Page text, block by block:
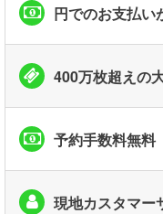
円でのお支払い
400万枚超えの
予約手数料無料
現地カスタマー